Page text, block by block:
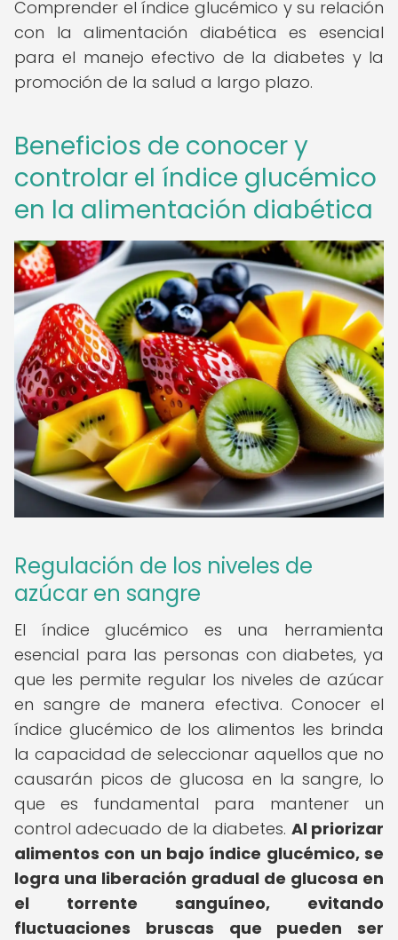
Comprender el índice glucémico y su relación
con la alimentación diabética es esencial
para el manejo efectivo de la diabetes y la
promoción de la salud a largo plazo.
Beneficios de conocer y
controlar el índice glucémico
en la alimentación diabética
Regulación de los niveles de
azúcar en sangre
El índice glucémico es una herramienta
esencial para las personas con diabetes, ya
que les permite regular los niveles de azúcar
en sangre de manera efectiva. Conocer el
índice glucémico de los alimentos les brinda
la capacidad de seleccionar aquellos que no
causarán picos de glucosa en la sangre, lo
que es fundamental para mantener un
control adecuado de la diabetes. Al priorizar
alimentos con un bajo índice glucémico, se
logra una liberación gradual de glucosa en
el torrente sanguíneo, evitando
fluctuaciones bruscas que pueden ser